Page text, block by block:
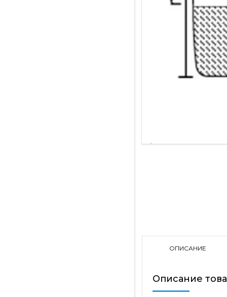
ПРОДАЖА СУВЕНИРОВ
ПРИМЕНЕНИЕ ЗИП-ЛОК
ОПИСАНИЕ
Описание